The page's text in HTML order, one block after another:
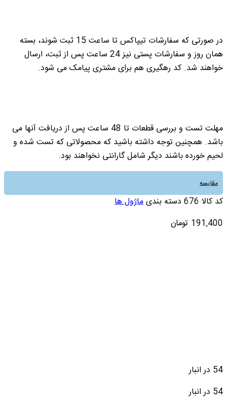
در صورتی که سفارشات تیپاکس تا ساعت 15 ثبت شوند، بسته
همان روز و سفارشات پستی نیز 24 ساعت پس از ثبت، ارسال
خواهند شد. کد رهگیری هم برای مشتری پیامک می شود.
مهلت تست و بررسی قطعات تا 48 ساعت پس از دریافت آنها می
باشد. همچنین توجه داشته باشید که محصولاتی که تست شده و
لحیم خورده باشند دیگر شامل گارانتی نخواهند بود.
مقایسه
کد کالا 676 دسته بندیماژول ها
191,400 تومان
54 در انبار
54 در انبار